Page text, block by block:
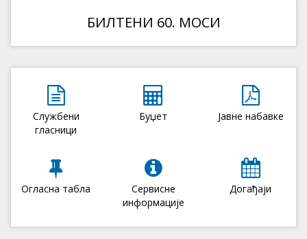
БИЛТЕНИ 60. МОСИ
Службени
гласници
Буџет Јавне набавке
Огласна табла
Сервисне
информације
Догађаји